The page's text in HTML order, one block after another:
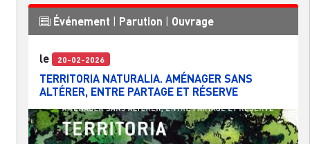
Événement Parution Ouvrage
le 20-02-2026
TERRITORIA NATURALIA. AMÉNAGER SANS
ALTÉRER, ENTRE PARTAGE ET RÉSERVE